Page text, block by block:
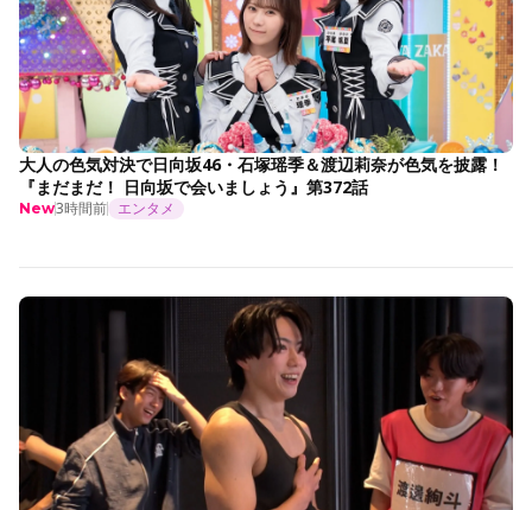
大人の色気対決で日向坂46・石塚瑶季＆渡辺莉奈が色気を披露！
『まだまだ！ 日向坂で会いましょう』第372話
New3時間前 エンタメ